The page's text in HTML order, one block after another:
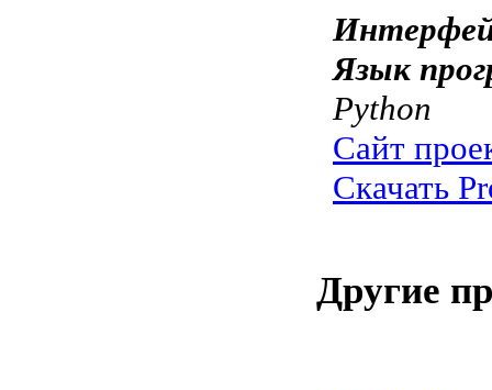
Язык
Python
Сайт
Скачать
Другие